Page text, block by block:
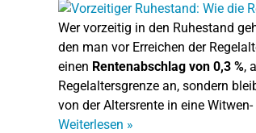
Wer vorzeitig in den Ruhestand
den man vor Erreichen der
einen Rentenabschlag von 0,3 %,
Regelaltersgrenze an, sondern
von der Altersrente in eine
Weiterlesen »